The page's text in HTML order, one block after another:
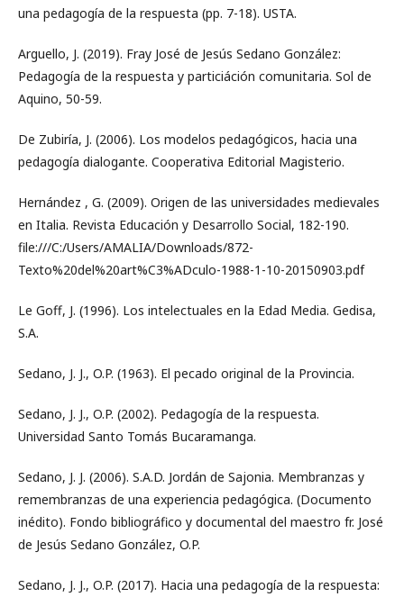
una pedagogía de la respuesta (pp. 7-18). USTA.
Arguello, J. (2019). Fray José de Jesús Sedano González:
Pedagogía de la respuesta y particiáción comunitaria. Sol de
Aquino, 50-59.
De Zubiría, J. (2006). Los modelos pedagógicos, hacia una
pedagogía dialogante. Cooperativa Editorial Magisterio.
Hernández , G. (2009). Origen de las universidades medievales
en Italia. Revista Educación y Desarrollo Social, 182-190.
file:///C:/Users/AMALIA/Downloads/872-
Texto%20del%20art%C3%ADculo-1988-1-10-20150903.pdf
Le Goff, J. (1996). Los intelectuales en la Edad Media. Gedisa,
S.A.
Sedano, J. J., O.P. (1963). El pecado original de la Provincia.
Sedano, J. J., O.P. (2002). Pedagogía de la respuesta.
Universidad Santo Tomás Bucaramanga.
Sedano, J. J. (2006). S.A.D. Jordán de Sajonia. Membranzas y
remembranzas de una experiencia pedagógica. (Documento
inédito). Fondo bibliográfico y documental del maestro fr. José
de Jesús Sedano González, O.P.
Sedano, J. J., O.P. (2017). Hacia una pedagogía de la respuesta: